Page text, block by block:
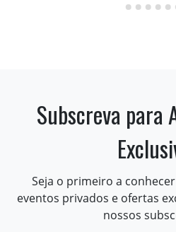
Subscreva para
Seja o primeiro a
eventos privados e ofertas
nossos